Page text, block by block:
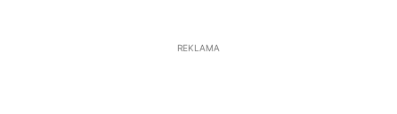
REKLAMA